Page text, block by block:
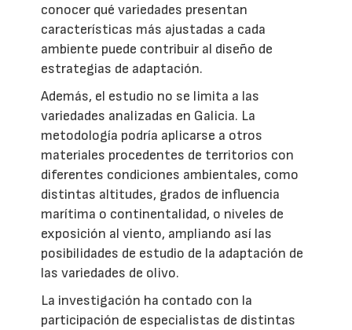
conocer qué variedades presentan
características más ajustadas a cada
ambiente puede contribuir al diseño de
estrategias de adaptación.
Además, el estudio no se limita a las
variedades analizadas en Galicia. La
metodología podría aplicarse a otros
materiales procedentes de territorios con
diferentes condiciones ambientales, como
distintas altitudes, grados de influencia
marítima o continentalidad, o niveles de
exposición al viento, ampliando así las
posibilidades de estudio de la adaptación de
las variedades de olivo.
La investigación ha contado con la
participación de especialistas de distintas